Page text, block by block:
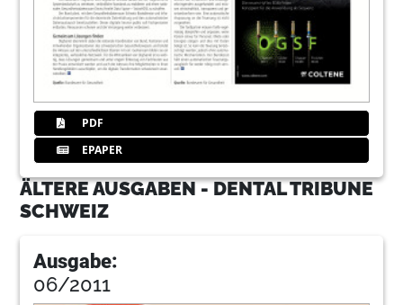
PDF
EPAPER
ÄLTERE AUSGABEN - DENTAL TRIBUNE
SCHWEIZ
Ausgabe:
06/2011